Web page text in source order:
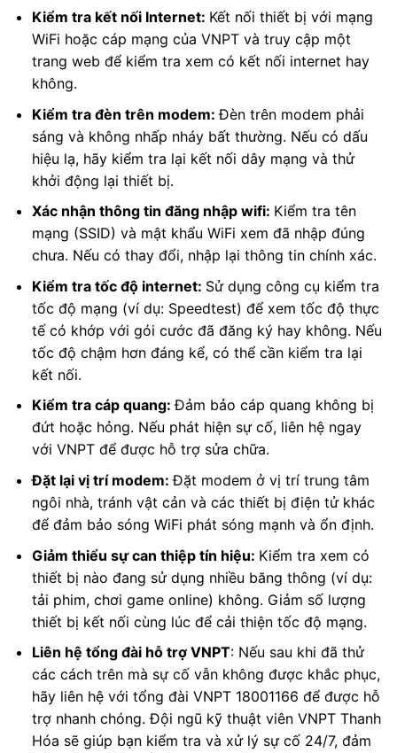
Kiểm tra kết nối Internet: Kết nối thiết bị với mạng
WiFi hoặc cáp mạng của VNPT và truy cập một
trang web để kiểm tra xem có kết nối internet hay
không.
Kiểm tra đèn trên modem:Đèn trên modem phải
sáng và không nhấp nháy bất thường. Nếu có dấu
hiệu lạ, hãy kiểm tra lại kết nối dây mạng và thử
khởi động lại thiết bị.
Xác nhận thông tin đăng nhập wifi: Kiểm tra tên
mạng (SSID) và mật khẩu WiFi xem đã nhập đúng
chưa. Nếu có thay đổi, nhập lại thông tin chính xác.
Kiểm tra tốc độ internet: Sử dụng công cụ kiểm tra
tốc độ mạng (ví dụ: Speedtest) để xem tốc độ thực
tế có khớp với gói cước đã đăng ký hay không. Nếu
tốc độ chậm hơn đáng kể, có thể cần kiểm tra lại
kết nối.
Kiểm tra cáp quang:Đảm bảo cáp quang không bị
đứt hoặc hỏng. Nếu phát hiện sự cố, liên hệ ngay
với VNPT để được hỗ trợ sửa chữa.
Đặt lại vị trí modem:Đặt modem ở vị trí trung tâm
ngôi nhà, tránh vật cản và các thiết bị điện tử khác
để đảm bảo sóng WiFi phát sóng mạnh và ổn định.
Giảm thiểu sự can thiệp tín hiệu: Kiểm tra xem có
thiết bị nào đang sử dụng nhiều băng thông (ví dụ:
tải phim, chơi game online) không. Giảm số lượng
thiết bị kết nối cùng lúc để cải thiện tốc độ mạng.
Liên hệ tổng đài hỗ trợ VNPT: Nếu sau khi đã thử
các cách trên mà sự cố vẫn không được khắc phục,
hãy liên hệ với tổng đài VNPT 18001166 để được hỗ
trợ nhanh chóng. Đội ngũ kỹ thuật viên VNPT Thanh
Hóa sẽ giúp bạn kiểm tra và xử lý sự cố 24/7, đảm